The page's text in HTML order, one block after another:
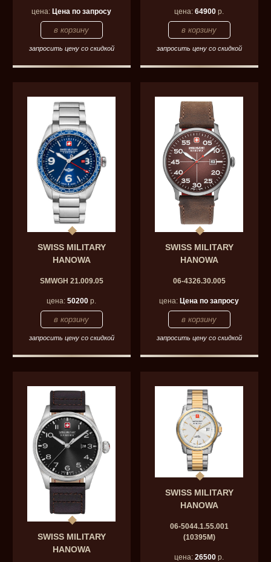
цена:Цена по запросу
запросить цену со скидкой
цена:64900 р.
запросить цену со скидкой
SWISS MILITARY
HANOWA
SMWGH 21.009.05
цена:50200 р.
запросить цену со скидкой
SWISS MILITARY
HANOWA
06-4326.30.005
цена:Цена по запросу
запросить цену со скидкой
SWISS MILITARY
HANOWA
SWISS MILITARY
HANOWA
06-5044.1.55.001
(10395M)
цена:26500 р.